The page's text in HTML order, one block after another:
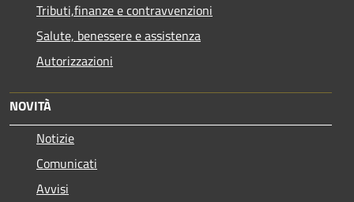
Tributi,finanze e contravvenzioni
Salute, benessere e assistenza
Autorizzazioni
NOVITÀ
Notizie
Comunicati
Avvisi